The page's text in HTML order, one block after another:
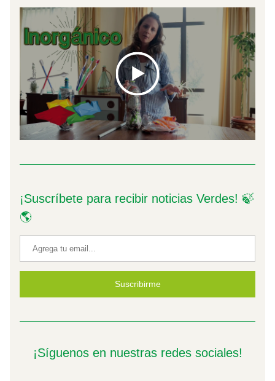
¡Suscríbete para recibir noticias Verdes! 🍃
🌎
Suscribirme
¡Síguenos en nuestras redes sociales!